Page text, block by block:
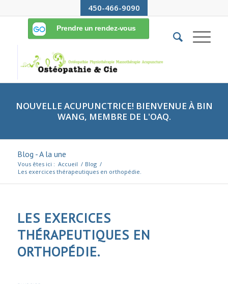
450-466-9090
NOUVELLE ACUPUNCTRICE! BIENVENUE À BIN
WANG, MEMBRE DE L'OAQ.
Blog - A la une
Vous êtes ici : Accueil / Blog /
Les exercices thérapeutiques en orthopédie.
LES EXERCICES
THÉRAPEUTIQUES EN
ORTHOPÉDIE.